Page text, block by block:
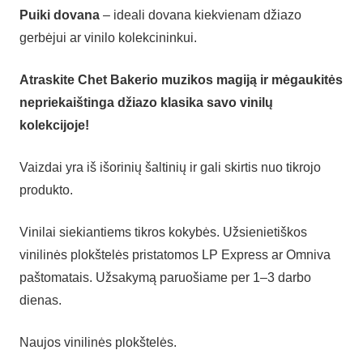
Puiki dovana – ideali dovana kiekvienam džiazo
gerbėjui ar vinilo kolekcininkui.
Atraskite Chet Bakerio muzikos magiją ir mėgaukitės
nepriekaištinga džiazo klasika savo vinilų
kolekcijoje!
Vaizdai yra iš išorinių šaltinių ir gali skirtis nuo tikrojo
produkto.
Vinilai siekiantiems tikros kokybės. Užsienietiškos
vinilinės plokštelės pristatomos LP Express ar Omniva
paštomatais. Užsakymą paruošiame per 1–3 darbo
dienas.
Naujos vinilinės plokštelės.